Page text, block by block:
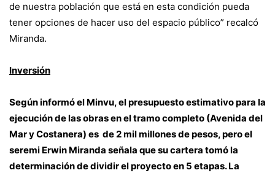
de nuestra población que está en esta condición pueda
tener opciones de hacer uso del espacio público” recalcó
Miranda.
Inversión
Según informó el Minvu, el presupuesto estimativo para la
ejecución de las obras en el tramo completo (Avenida del
Mar y Costanera) es de 2 mil millones de pesos, pero el
seremi Erwin Miranda señala que su cartera tomó la
determinación de dividir el proyecto en 5 etapas. La